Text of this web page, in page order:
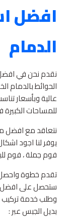
افضل
الدمام
نقدم نحن في
الحوائط بالدمام
عالية وبأسعار
للمساحات
نتعاقد مع افضل
يوفر لنا اجود
فوم جملة ، فوم
تقدم خطوة واحصل
ستحصل على افضل
وطلب خدمة تركيب
بديل الجبس عبر :